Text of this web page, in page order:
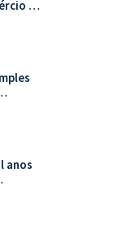
de
anos